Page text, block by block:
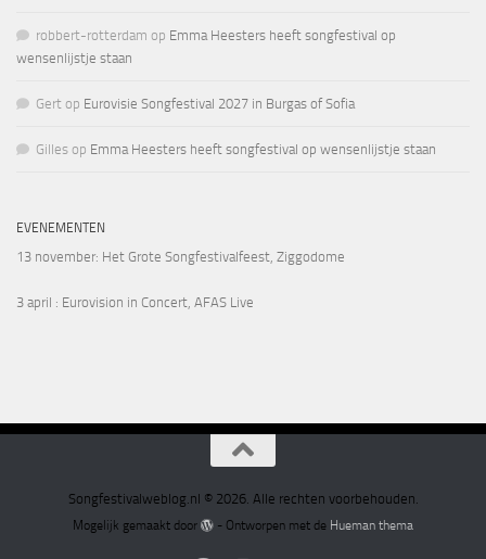
robbert-rotterdam op Emma Heesters heeft songfestival op
wensenlijstje staan
Gert op Eurovisie Songfestival 2027 in Burgas of Sofia
Gilles op Emma Heesters heeft songfestival op wensenlijstje staan
EVENEMENTEN
13 november: Het Grote Songfestivalfeest, Ziggodome
3 april : Eurovision in Concert, AFAS Live
Songfestivalweblog.nl © 2026. Alle rechten voorbehouden.
Mogelijk gemaakt door - Ontworpen met de Hueman thema